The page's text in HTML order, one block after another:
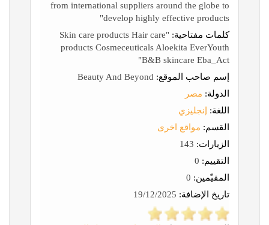
from international suppliers around the globe to
develop highly effective products"
كلمات مفتاحية:
"Skin care products Hair care
products Cosmeceuticals Aloekita EverYouth
B&B skincare Eba_Act"
إسم صاحب الموقع:
الدولة: مصر
اللغة:
إنجليزي
القسم: مواقع اخرى
الزيارات:
التقييم:
المقيّمين:
تاريخ الإضافة: